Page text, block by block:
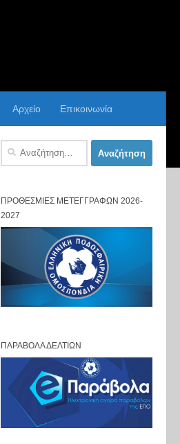
Αρχείο Επικοινωνία
Αναζήτηση
ΠΡΟΘΕΣΜΊΕΣ ΜΕΤΕΓΓΡΑΦΏΝ 2026-
2027
ΠΑΡΆΒΟΛΑ ΔΕΛΤΊΩΝ